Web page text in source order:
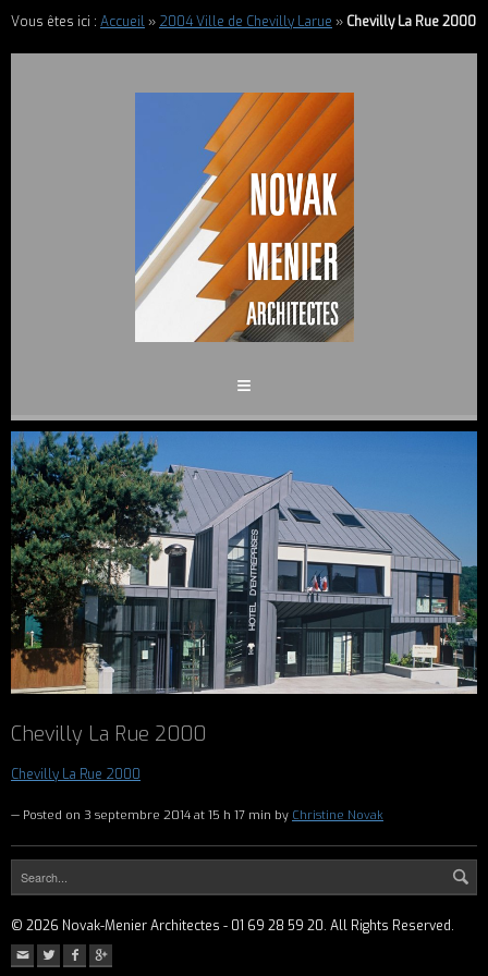
Vous êtes ici : Accueil» 2004 Ville de Chevilly Larue » Chevilly La Rue 2000
Chevilly La Rue 2000
Chevilly La Rue 2000
— Posted on 3 septembre 2014 at 15 h 17 min by Christine Novak
© 2026 Novak-Menier Architectes - 01 69 28 59 20. All Rights Reserved.